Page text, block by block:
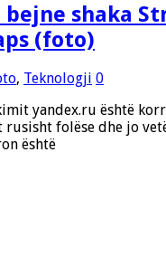
shaka
(foto)
, Teknologji 0
yandex.ru është
rusisht folëse dhe jo
është